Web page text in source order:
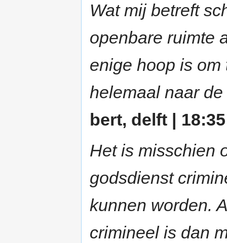
Wat mij betreft
openbare ruimte
enige hoop is
helemaal naar
bert, delft |
Het is misschien
godsdienst
kunnen worden.
crimineel is dan